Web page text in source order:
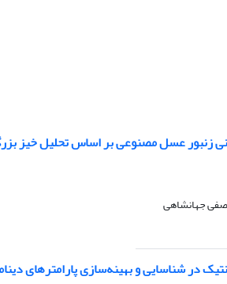
زنبور عسل مصنوعی بر اساس تحلیل خیز
صفی جهانشاهی
در شناسایی و بهینه‌سازی پارامترهای